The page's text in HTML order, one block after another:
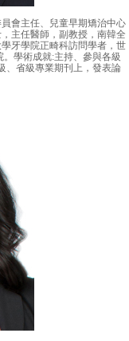
會主任、兒童早期矯治中心
主任醫師，副教授，南韓全
牙學院正畸科訪問學者，世
學術成就:主持、參與各級
、省級專業期刊上，發表論